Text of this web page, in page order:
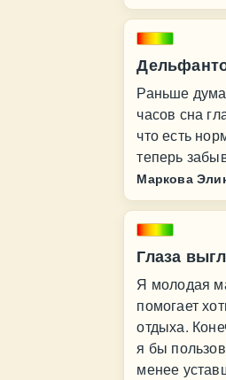
Раньше
часов сна
что есть
теперь
Маркова
Глаза
Я молодая
помогает
отдыха.
я бы
менее